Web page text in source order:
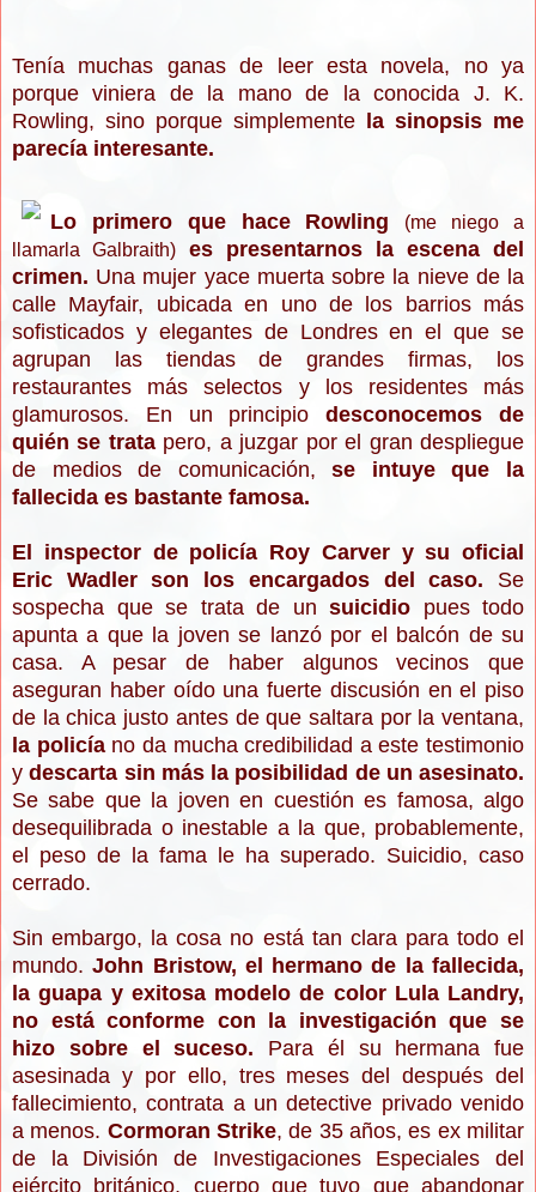
Tenía muchas ganas de leer esta novela, no ya
porque viniera de la mano de la conocida J. K.
Rowling, sino porque simplemente
la sinopsis me
parecía interesante.
Lo primero que hace Rowling
(me niego a
llamarla Galbraith)
es presentarnos la escena del
crimen. Una mujer yace muerta sobre la nieve de la
calle Mayfair, ubicada en uno de los barrios más
sofisticados y elegantes de Londres en el que se
agrupan las tiendas de grandes firmas, los
restaurantes más selectos y los residentes más
glamurosos. En un principiodesconocemos de
quién se trata pero, a juzgar por el gran despliegue
de medios de comunicación,se intuye que la
fallecida es bastante famosa.
El inspector de policía Roy Carver y su oficial
Eric Wadler son los encargados del caso. Se
sospecha que se trata de un suicidio pues todo
apunta a que la joven se lanzó por el balcón de su
casa. A pesar de haber algunos vecinos que
aseguran haber oído una fuerte discusión en el piso
de la chica justo antes de que saltara por la ventana,
la policíano da mucha credibilidad a este testimonio
ydescarta sin más la posibilidad de un asesinato.
Se sabe que la joven en cuestión es famosa, algo
desequilibrada o inestable a la que, probablemente,
el peso de la fama le ha superado. Suicidio, caso
cerrado.
Sin embargo, la cosa no está tan clara para todo el
mundo.John Bristow, el hermano de la fallecida,
la guapa y exitosa modelo de color Lula Landry,
no está conforme con la investigación que se
hizo sobre el suceso. Para él su hermana fue
asesinada y por ello, tres meses del después del
fallecimiento, contrata a un detective privado venido
a menos. Cormoran Strike, de 35 años, es ex militar
de la División de Investigaciones Especiales del
ejército británico, cuerpo que tuvo que abandonar